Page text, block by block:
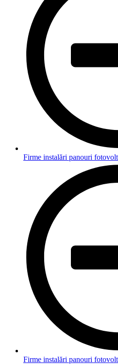
Firme instalări panouri
Firme instalări panouri